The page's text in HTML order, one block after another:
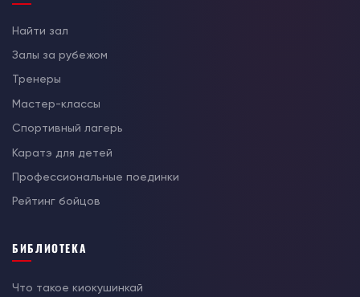
Найти зал
Залы за рубежом
Тренеры
Мастер-классы
Спортивный лагерь
Каратэ для детей
Профессиональные поединки
Рейтинг бойцов
БИБЛИОТЕКА
Что такое киокушинкай